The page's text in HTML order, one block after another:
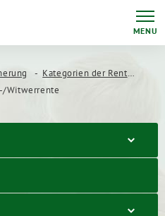
MENU
Kategorien der Renten
Witwerrente